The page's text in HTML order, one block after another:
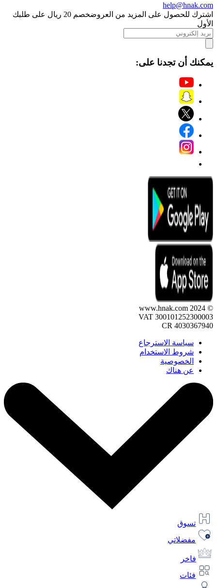
help@hnak.com
اشترك للحصول على المزيد من العروض
خصم 20 ريال على طلبك
الأول
يمكنك أن تجدنا على:
© 2024 www.hnak.com
VAT 300101252300003
CR 4030367940
سياسة الاسترجاع
شروط الاستخدام
الخصوصية
عن هناك
تسوق
مفضلاتي
فاخر
فئات